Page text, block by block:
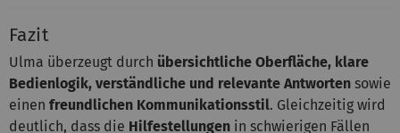
Fazit
Ulma überzeugt durch übersichtliche Oberfläche, klare
Bedienlogik, verständliche und relevante Antworten sowie
einen freundlichen Kommunikationsstil. Gleichzeitig wird
deutlich, dass die Hilfestellungen in schwierigen Fällen